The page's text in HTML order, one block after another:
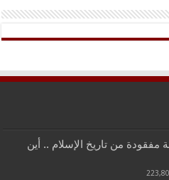
من 183 سنة مفقودة من تاريخ الإسلام .. أين